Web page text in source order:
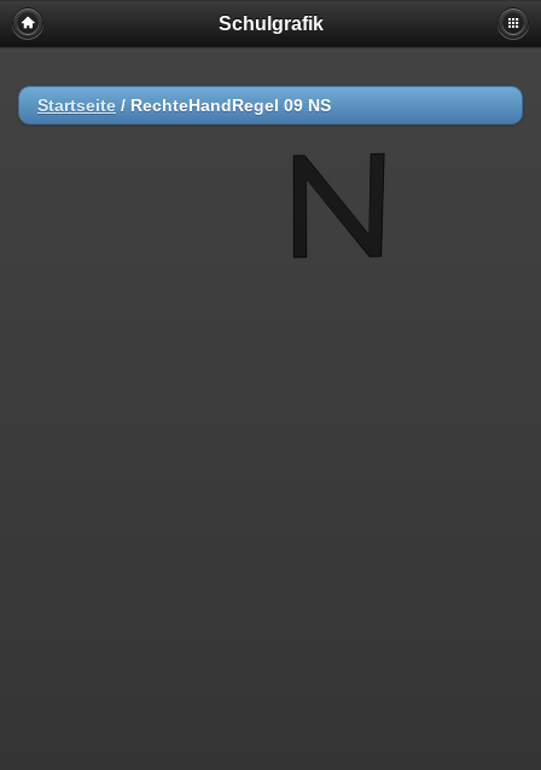
Schulgrafik
Startseite / RechteHandRegel 09 NS